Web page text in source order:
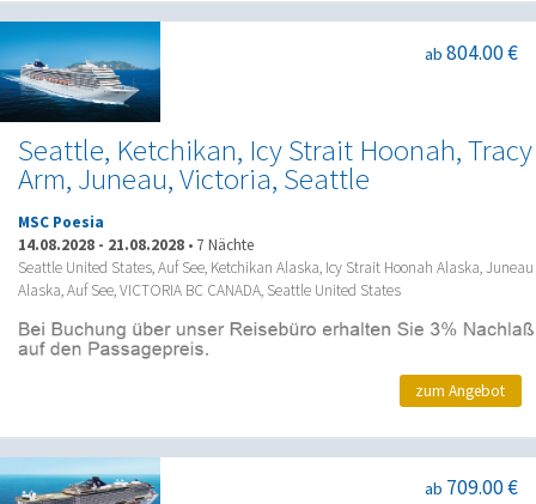
Seattle, Ketchikan, Icy Strait Hoonah, Tracy
Arm, Juneau, Victoria, Seattle
ab 804.00 €
MSC Poesia
14.08.2028 - 21.08.2028 • 7 Nächte
Seattle United States, Auf See, Ketchikan Alaska, Icy Strait Hoonah Alaska, Juneau
Alaska, Auf See, VICTORIA BC CANADA, Seattle United States
zum Angebot
ab 709.00 €